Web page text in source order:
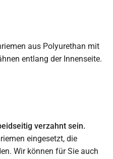
verzahnt sein.
eingesetzt, die
Wir können für Sie auch